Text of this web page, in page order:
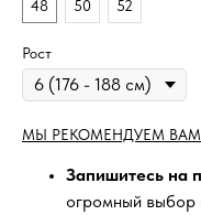
48
50 52
Рост
МЫ РЕКОМЕНДУЕМ
Запишитесь на
огромный выбор